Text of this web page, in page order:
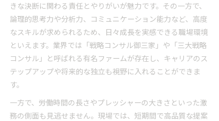
きな決断に関わる責任とやりがいが魅力です。その一方で、
論理的思考力や分析力、コミュニケーション能力など、高度
なスキルが求められるため、日々成長を実感できる職場環境
といえます。業界では「戦略コンサル御三家」や「三大戦略
コンサル」と呼ばれる有名ファームが存在し、キャリアのス
テップアップや将来的な独立も視野に入れることができま
す。
一方で、労働時間の長さやプレッシャーの大きさといった激
務の側面も見逃せません。現場では、短期間で高品質な提案